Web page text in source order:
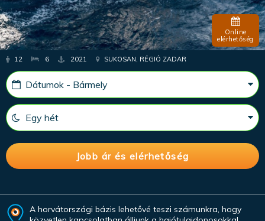
Online
elérhetőség
12 6 2021 SUKOSAN, RÉGIÓ ZADAR
A horvátországi bázis lehetővé teszi számunkra, hogy